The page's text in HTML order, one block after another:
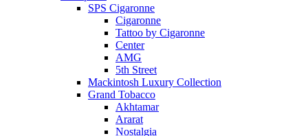
SPS Cigaronne
Сigaronne
Tattoo by Cigaronne
Center
AMG
5th Street
Mackintosh Luxury Collection
Grand Tobacco
Akhtamar
Ararat
Nostalgia